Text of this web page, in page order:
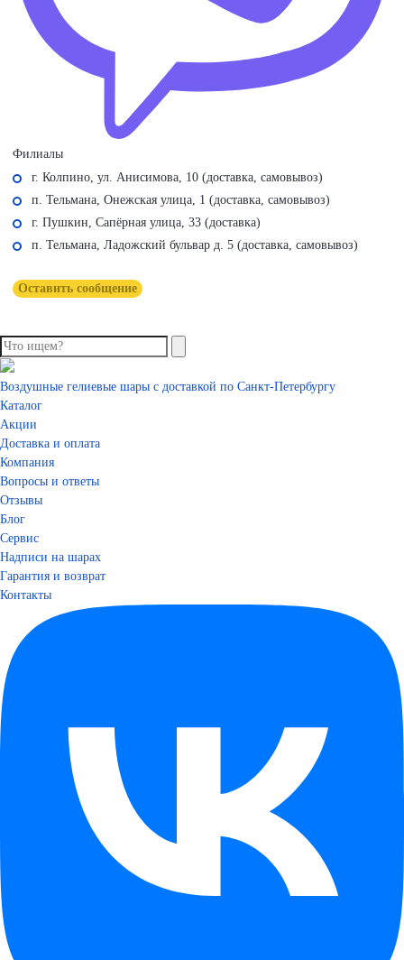
Филиалы
г. Колпино, ул. Анисимова, 10 (доставка, самовывоз)
п. Тельмана, Онежская улица, 1 (доставка, самовывоз)
г. Пушкин, Сапёрная улица, 33 (доставка)
п. Тельмана, Ладожский бульвар д. 5 (доставка, самовывоз)
Оставить сообщение
Воздушные гелиевые шары с доставкой по Санкт-Петербургу
Каталог
Акции
Доставка и оплата
Компания
Вопросы и ответы
Отзывы
Блог
Сервис
Надписи на шарах
Гарантия и возврат
Контакты